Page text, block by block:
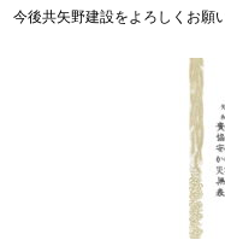
今後共矢野建設をよろしくお願